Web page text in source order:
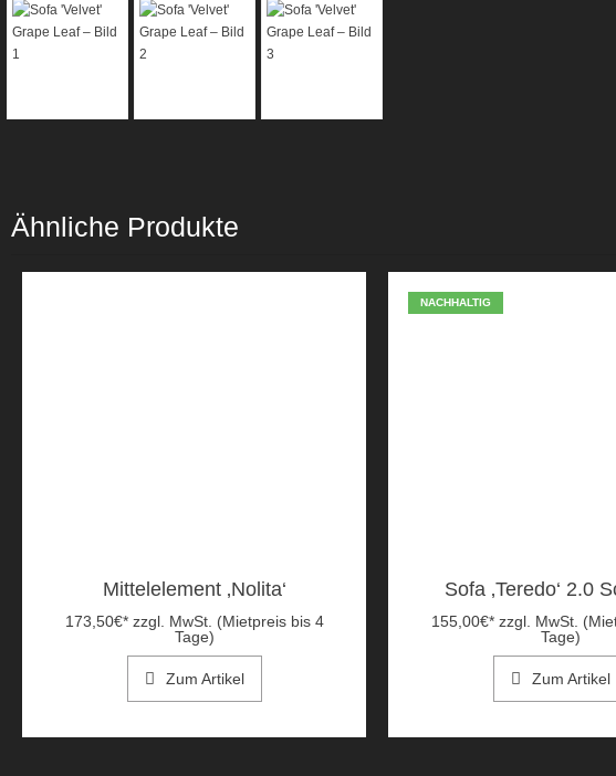
Ähnliche Produkte
Mittelelement ‚Nolita‘
173,50€* zzgl. MwSt. (Mietpreis bis 4
Tage)
Zum Artikel
NACHHALTIG
Sofa ‚Teredo‘ 2.0
155,00€* zzgl. MwSt.
Tage)
Zum Artikel